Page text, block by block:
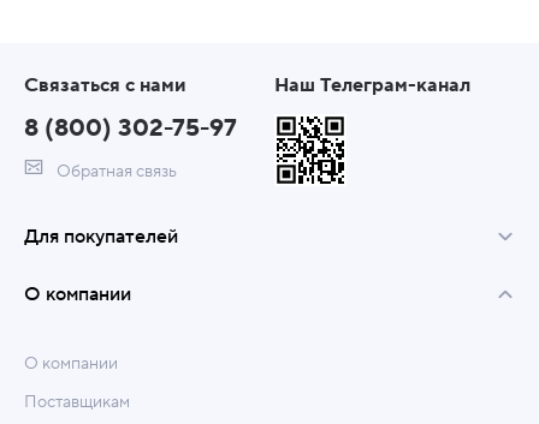
Связаться с нами
8 (800) 302-75-97
Обратная связь
Наш Телеграм-канал
Для покупателей
О компании
О компании
Поставщикам